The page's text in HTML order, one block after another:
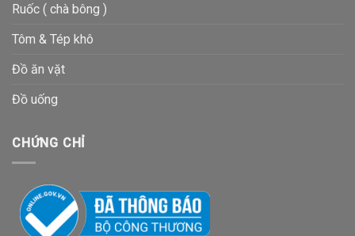
Ruốc ( chà bông )
Tôm & Tép khô
Đồ ăn vặt
Đồ uống
CHỨNG CHỈ